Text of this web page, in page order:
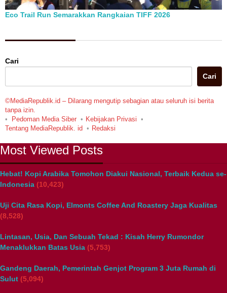
Eco Trail Run Semarakkan Rangkaian TIFF 2026
Cari
Cari
©MediaRepublik.id – Dilarang mengutip sebagian atau seluruh isi berita
tanpa izin.
Pedoman Media Siber
Kebijakan Privasi
Tentang MediaRepublik. id
Redaksi
Most Viewed Posts
Hebat! Kopi Arabika Tomohon Diakui Nasional, Terbaik Kedua se-
Indonesia (10,423)
Uji Cita Rasa Kopi, Elmonts Coffee And Roastery Jaga Kualitas
(8,528)
Lintasan, Usia, Dan Sebuah Tekad : Kisah Herry Rumondor
Menaklukkan Batas Usia (5,753)
Gandeng Daerah, Pemerintah Genjot Program 3 Juta Rumah di
Sulut (5,094)